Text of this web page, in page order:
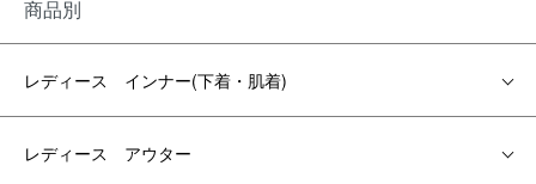
商品別
レディース インナー(下着・肌着)
レディース アウター